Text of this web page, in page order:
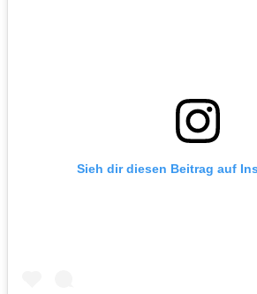
Sieh dir diesen Beitrag auf